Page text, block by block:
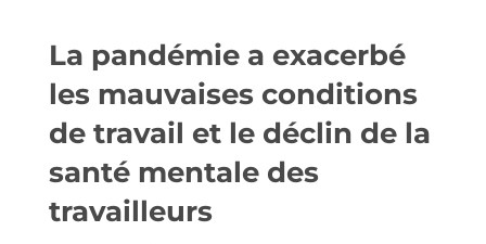
La pandémie a exacerbé
les mauvaises conditions
de travail et le déclin de la
santé mentale des
travailleurs